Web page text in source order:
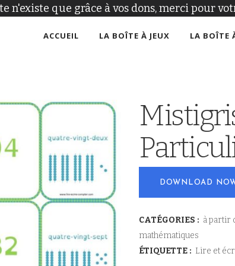
n'existe que grâce à vos dons, merci pour
ACCUEIL LA BOÎTE À JEUX LA BOÎTE
DOWNLOAD
CATÉGORIES : à partir
mathématiques
ÉTIQUETTE : Lire et